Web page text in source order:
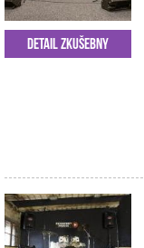
Detail zkušebny